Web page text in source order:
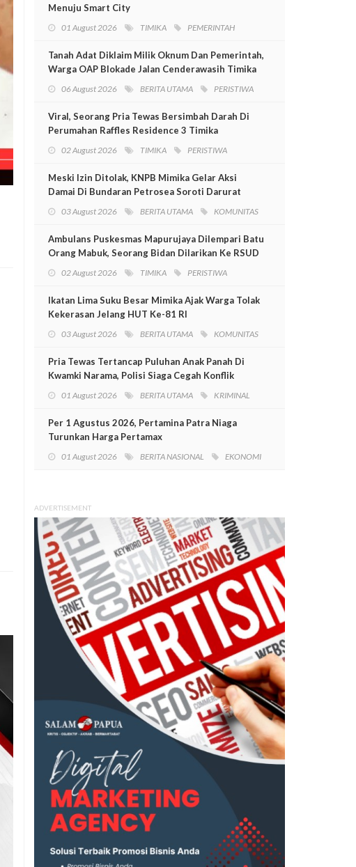
Menuju Smart City
01 August 2026 TIMIKA PEMERINTAH
Tanah Adat Diklaim Milik Oknum Dan Pemerintah,
Warga OAP Blokade Jalan Cenderawasih Timika
06 August 2026 BERITA UTAMA PERISTIWA
Viral, Seorang Pria Tewas Bersimbah Darah Di
Perumahan Raffles Residence 3 Timika
02 August 2026 TIMIKA PERISTIWA
Meski Izin Ditolak, KNPB Mimika Gelar Aksi
Damai Di Bundaran Petrosea Soroti Darurat
03 August 2026 BERITA UTAMA KOMUNITAS
Ambulans Puskesmas Mapurujaya Dilempari Batu
Orang Mabuk, Seorang Bidan Dilarikan Ke RSUD
02 August 2026 TIMIKA PERISTIWA
Ikatan Lima Suku Besar Mimika Ajak Warga Tolak
Kekerasan Jelang HUT Ke-81 RI
03 August 2026 BERITA UTAMA KOMUNITAS
Pria Tewas Tertancap Puluhan Anak Panah Di
Kwamki Narama, Polisi Siaga Cegah Konflik
01 August 2026 BERITA UTAMA KRIMINAL
Per 1 Agustus 2026, Pertamina Patra Niaga
Turunkan Harga Pertamax
01 August 2026 BERITA NASIONAL EKONOMI
ADVERTISEMENT